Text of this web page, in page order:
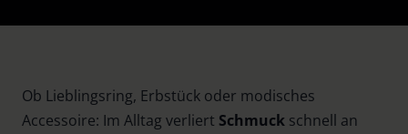
Ob Lieblingsring, Erbstück oder modisches
Accessoire: Im Alltag verliert Schmuck schnell an